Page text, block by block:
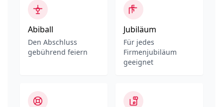
Abiball
Den Abschluss
gebührend feiern
Jubiläum
Für jedes
Firmenjubiläum
geeignet